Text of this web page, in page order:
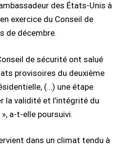
des États-Unis à
exercice du Conseil de
de décembre.
de sécurité ont salué
provisoires du deuxième
(…) une étape
la validité et l’intégrité du
a-t-elle poursuivi.
dans un climat tendu à